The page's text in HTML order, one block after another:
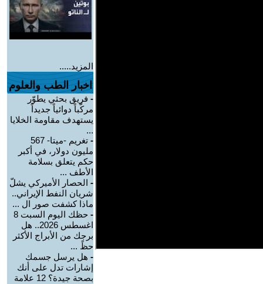
المزيد.....
اخبار الطب والعلوم
- فريق بحثي يطوّر
مركّباً دوائياً جديداً
يستهدف مقاومة الخلايا
...
-
تغريم -ميتا- 567
مليون دولار، في أكبر
حكم يتعلق بسلامة
الأطف ...
- الحصار الأميركي يشلّ
شريان النفط الإيراني..
ماذا كشفت صور ال ...
-
حظك اليوم السبت 8
اغسطس 2026.. هل
برجك من الأبراج الأكثر
حظً ...
- هل يرسل جسمك
إشارات تدل على أنك
بصحة جيدة؟ 12 علامة